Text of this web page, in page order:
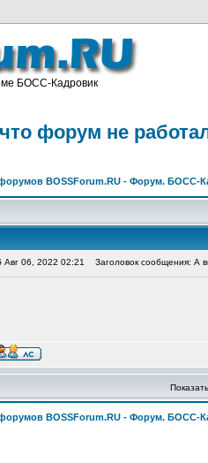
БОСС-Кадровик
форум не
BOSSForum.RU - Форум. БОСС-
Авг 06, 2022 02:21 Заголовок сообщения: А
BOSSForum.RU - Форум. БОСС-